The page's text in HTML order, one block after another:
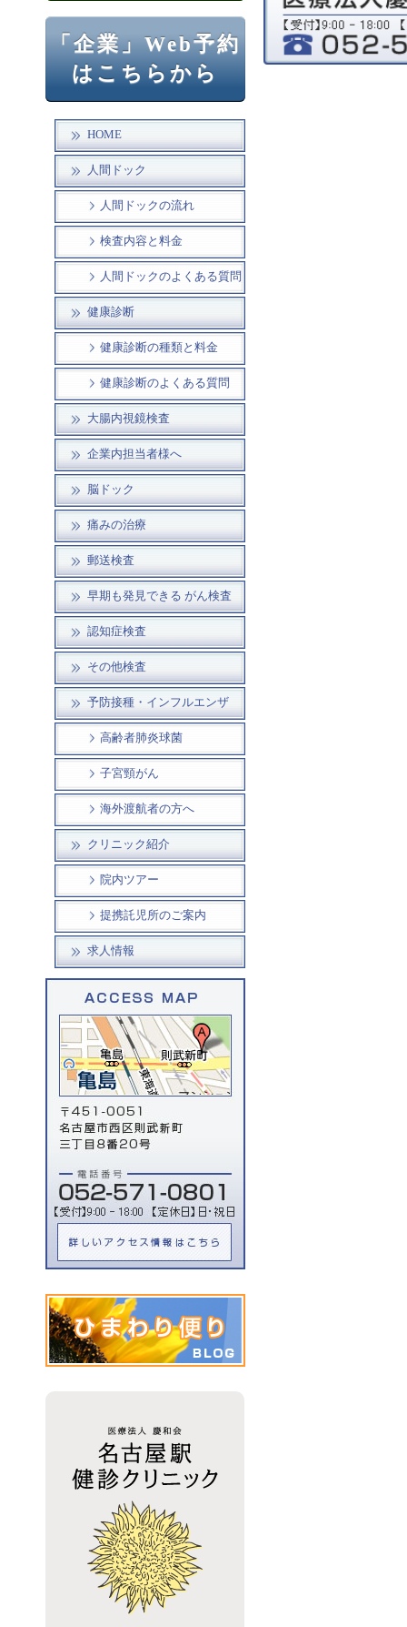
「企業」Web予約
はこちらから
HOME
人間ドック
人間ドックの流れ
検査内容と料金
人間ドックのよくある質問
健康診断
健康診断の種類と料金
健康診断のよくある質問
大腸内視鏡検査
企業内担当者様へ
脳ドック
痛みの治療
郵送検査
早期も発見できる がん検査
認知症検査
その他検査
予防接種・インフルエンザ
高齢者肺炎球菌
子宮頸がん
海外渡航者の方へ
クリニック紹介
院内ツアー
提携託児所のご案内
求人情報